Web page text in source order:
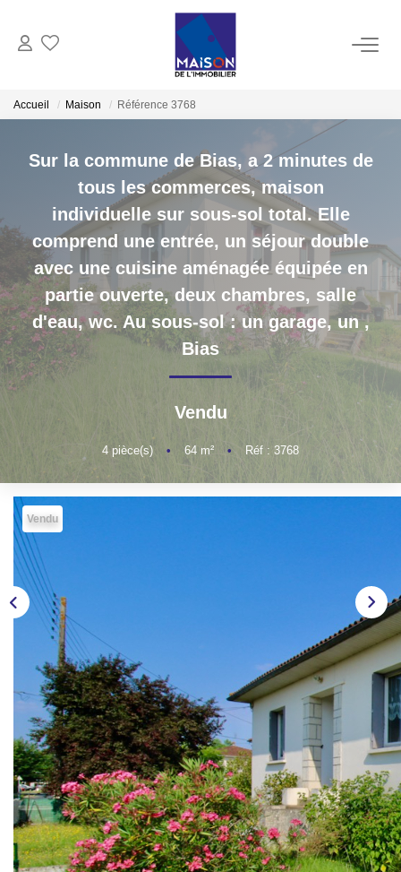
GESTION
ESTIMATION
Estimer Vendre
Estimation En Ligne Gratuite
Biens Vendus
NOS AGENCES
CONTACT
Accueil Maison Référence 3768
Sur la commune de Bias, a 2 minutes de
tous les commerces, maison
individuelle sur sous-sol total. Elle
comprend une entrée, un séjour double
avec une cuisine aménagée équipée en
partie ouverte, deux chambres, salle
d'eau, wc. Au sous-sol : un garage, un,
Bias
Vendu
4 pièce(s) • 64 m² • Réf : 3768
Vendu
Description
Réf : 3768